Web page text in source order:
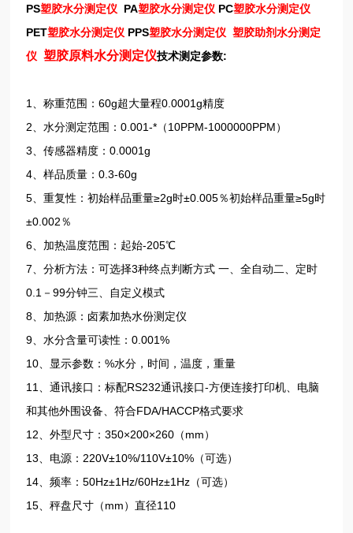
PS塑胶水分测定仪 PA塑胶水分测定仪 PC塑胶水分测定仪
PET塑胶水分测定仪 PPS塑胶水分测定仪 塑胶助剂水分测定
仪 塑胶原料水分测定仪技术测定参数:
1、称重范围：60g超大量程0.0001g精度
2、水分测定范围：0.001-*（10PPM-1000000PPM）
3、传感器精度：0.0001g
4、样品质量：0.3-60g
5、重复性：初始样品重量≥2g时±0.005％初始样品重量≥5g时
±0.002％
6、加热温度范围：起始-205℃
7、分析方法：可选择3种终点判断方式 一、全自动二、定时
0.1－99分钟三、自定义模式
8、加热源：卤素加热水份测定仪
9、水分含量可读性：0.001%
10、显示参数：%水分，时间，温度，重量
11、通讯接口：标配RS232通讯接口-方便连接打印机、电脑
和其他外围设备、符合FDA/HACCP格式要求
12、外型尺寸：350×200×260（mm）
13、电源：220V±10%/110V±10%（可选）
14、频率：50Hz±1Hz/60Hz±1Hz（可选）
15、秤盘尺寸（mm）直径110